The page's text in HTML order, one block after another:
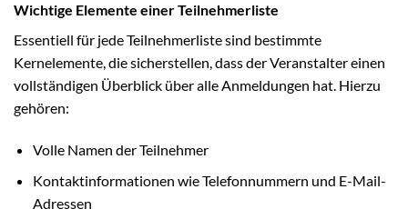
Wichtige Elemente einer Teilnehmerliste
Essentiell für jede Teilnehmerliste sind bestimmte
Kernelemente, die sicherstellen, dass der Veranstalter einen
vollständigen Überblick über alle Anmeldungen hat. Hierzu
gehören:
Volle Namen der Teilnehmer
Kontaktinformationen wie Telefonnummern und E-Mail-
Adressen